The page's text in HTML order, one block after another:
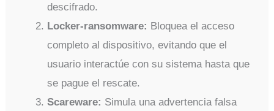
descifrado.
Locker-ransomware: Bloquea el acceso
completo al dispositivo, evitando que el
usuario interactúe con su sistema hasta que
se pague el rescate.
Scareware: Simula una advertencia falsa